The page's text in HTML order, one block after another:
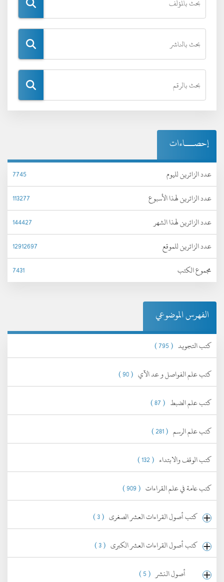
إحصـــاءات
عدد الزائرين لليوم
7745
عدد الزائرين لهذا الأسبوع
113277
عدد الزائرين لهذا الشهر
144427
عدد الزائرين للموقع
12912697
مجموع الكتب
7431
الفهرس الموضوعي
كتب التجويد ( 795 )
كتب علم الفواصل و عد الآي ( 90 )
كتب علم الضبط ( 87 )
كتب علم الرسم ( 281 )
كتب الوقف والابتداء ( 132 )
كتب عامة في علم القراءات ( 909 )
كتب أصول القراءات العشر الصغرى ( 3 )
كتب أصول القراءات العشر الكبرى ( 3 )
أصول النشر ( 5 )